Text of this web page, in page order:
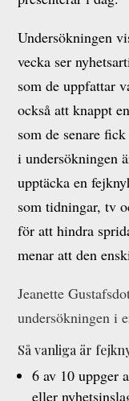
Undersökningen
vecka ser
som de uppfattar
också att knappt
som de senare
i undersökningen
upptäcka en
som tidningar, tv
för att hindra
menar att den
Jeanette
undersökningen i
Så vanliga är
6 av 10 uppger
eller